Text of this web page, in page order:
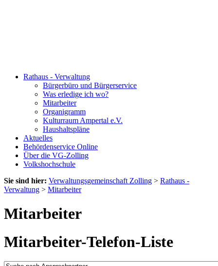
Rathaus - Verwaltung
Bürgerbüro und Bürgerservice
Was erledige ich wo?
Mitarbeiter
Organigramm
Kulturraum Ampertal e.V.
Haushaltspläne
Aktuelles
Behördenservice Online
Über die VG-Zolling
Volkshochschule
Sie sind hier: Verwaltungsgemeinschaft Zolling > Rathaus -
Verwaltung > Mitarbeiter
Mitarbeiter
Mitarbeiter-Telefon-Liste